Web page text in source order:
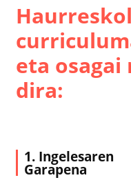
eta osagai
dira:
1. Ingelesaren
Garapena